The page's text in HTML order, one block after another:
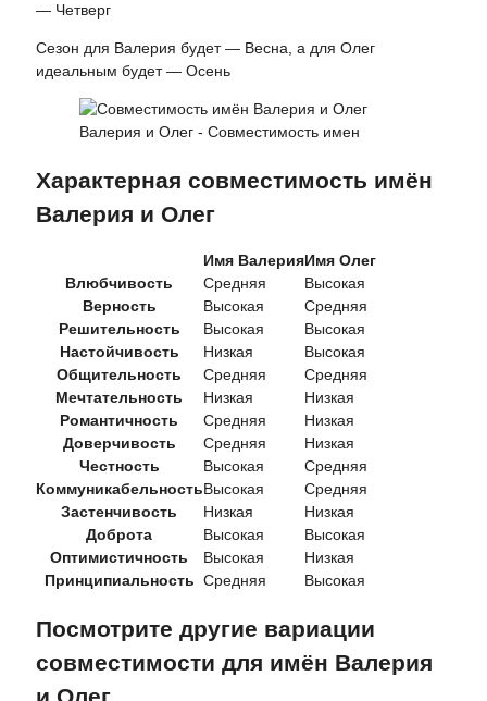
— Четверг
Сезон для Валерия будет — Весна, а для Олег
идеальным будет — Осень
Валерия и Олег - Совместимость имен
Характерная совместимость имён
Валерия и Олег
Имя ВалерияИмя Олег
Влюбчивость
Средняя
Высокая
Верность
Высокая
Средняя
Решительность
Высокая
Высокая
Настойчивость
Низкая
Высокая
Общительность
Средняя
Средняя
Мечтательность
Низкая
Низкая
Романтичность
Средняя
Низкая
Доверчивость
Средняя
Низкая
Честность
Высокая
Средняя
КоммуникабельностьВысокая
Средняя
Застенчивость
Низкая
Низкая
Доброта
Высокая
Высокая
Оптимистичность
Высокая
Низкая
Принципиальность Средняя Высокая
Посмотрите другие вариации
совместимости для имён Валерия
и Олег